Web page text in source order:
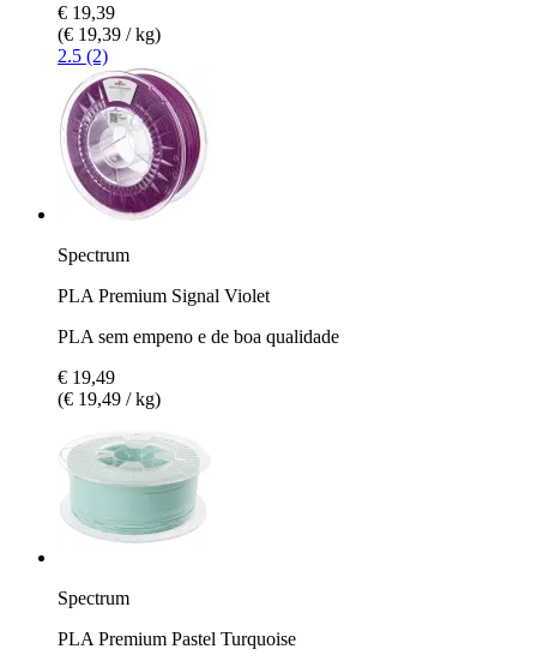
€ 19,39
(€ 19,39 / kg)
2.5 (2)
Spectrum
PLA Premium Signal Violet
PLA sem empeno e de boa qualidade
€ 19,49
(€ 19,49 / kg)
Spectrum
PLA Premium Pastel Turquoise